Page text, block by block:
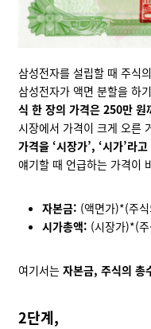
삼성전자를 설립할 때 주식
삼성전자가 액면 분할을 하
식 한 장의 가격은 250만 원
시장에서 가격이 크게 오른
가격을 ‘시장가’, ‘시가’라
얘기할 때 언급하는 가격이
자본금: (액면가)*(주
시가총액: (시장가)*(
여기서는 자본금, 주식의 총
2단계,